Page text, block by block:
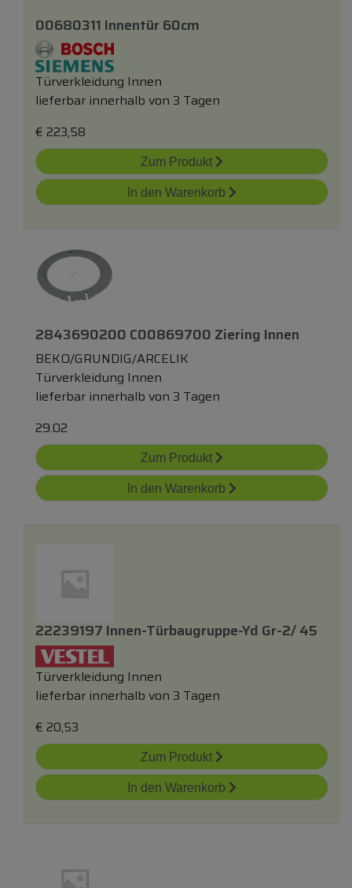
00680311 Innentür 60cm
Türverkleidung Innen
lieferbar innerhalb von 3 Tagen
€ 223,58
Zum Produkt
In den Warenkorb
2843690200 C00869700 Ziering Innen
BEKO/GRUNDIG/ARCELIK
Türverkleidung Innen
lieferbar innerhalb von 3 Tagen
29.02
Zum Produkt
In den Warenkorb
22239197 Innen-Türbaugruppe-Yd Gr-2/ 45
Türverkleidung Innen
lieferbar innerhalb von 3 Tagen
€ 20,53
Zum Produkt
In den Warenkorb